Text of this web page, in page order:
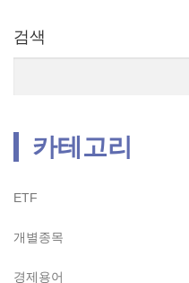
검색
카테고리
ETF
개별종목
경제용어